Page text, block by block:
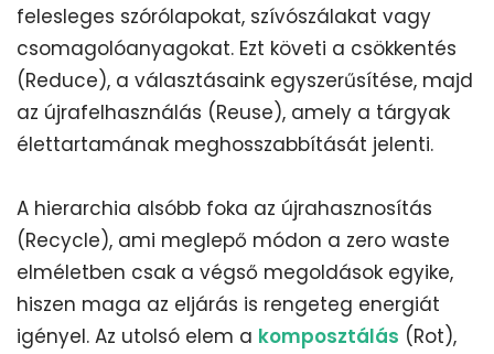
felesleges szórólapokat, szívószálakat vagy
csomagolóanyagokat. Ezt követi a csökkentés
(Reduce), a választásaink egyszerűsítése, majd
az újrafelhasználás (Reuse), amely a tárgyak
élettartamának meghosszabbítását jelenti.
A hierarchia alsóbb foka az újrahasznosítás
(Recycle), ami meglepő módon a zero waste
elméletben csak a végső megoldások egyike,
hiszen maga az eljárás is rengeteg energiát
igényel. Az utolsó elem a komposztálás (Rot),